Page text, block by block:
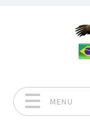
MENU